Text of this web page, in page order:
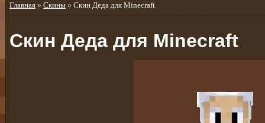
Главная » Скины » Скин Деда для Minecraft
Скин Деда для Minecraft